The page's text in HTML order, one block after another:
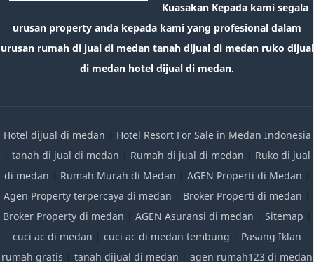
tanah dijual di medan ruko dijual di medan hotel dijual di
medan.
di medan| Rumah Murah di Medan |AGEN Properti di Medan|
Agen Property terpercaya di medan|Broker Properti di medan|
Broker Property di medan|AGEN Asuransi di medan|Sitemap |
cuci ac di medan|cuci ac di medan tembung|Pasang Iklan
rumah gratis|tanah dijual di medan|agen rumah123 di medan
Iklan Rumah dijual gratis| tanah dijual di medan|tanah di jual
di medan|Villa dijual|lempol|dijual rumah dimedan| rumah